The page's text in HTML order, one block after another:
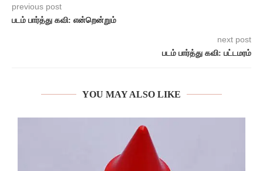
previous post
படம் பார்த்து கவி: என்றென்றும்
next post
படம் பார்த்து கவி: பட்டமரம்
YOU MAY ALSO LIKE